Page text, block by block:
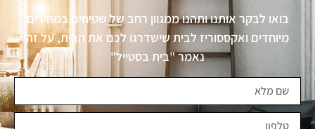
בואו לבקר אותנו ותהנו ממגוון רחב של שטיחים במחירים
מיוחדים ואקססוריז לבית שישדרגו לכם את הבית, על זה
נאמר "בית בסטייל"